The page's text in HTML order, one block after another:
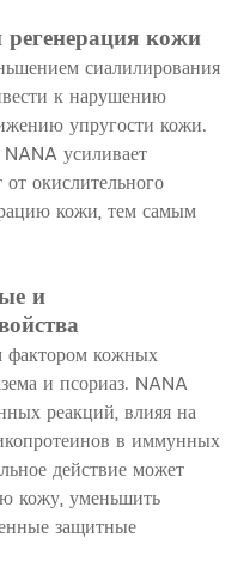
кожи
сиалилирования
к нарушению
упругости кожи.
усиливает
окислительного
кожи, тем самым
и
фактором кожных
и псориаз. NANA
реакций, влияя на
в иммунных
действие может
кожу, уменьшить
защитные